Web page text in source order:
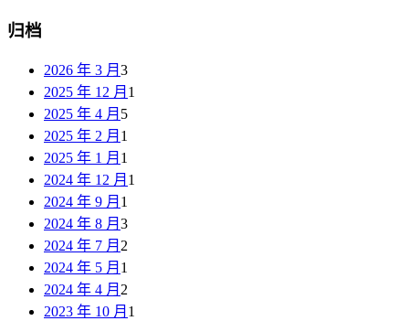
归档
2026 年 3 月 3
2025 年 12 月 1
2025 年 4 月 5
2025 年 2 月 1
2025 年 1 月 1
2024 年 12 月 1
2024 年 9 月 1
2024 年 8 月 3
2024 年 7 月 2
2024 年 5 月 1
2024 年 4 月 2
2023 年 10 月 1